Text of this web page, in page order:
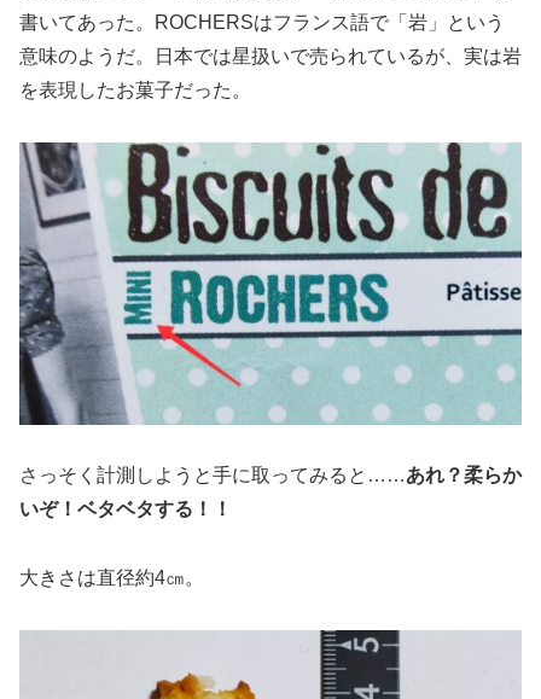
書いてあった。ROCHERSはフランス語で「岩」という
意味のようだ。日本では星扱いで売られているが、実は岩
を表現したお菓子だった。
さっそく計測しようと手に取ってみると……あれ？柔らか
いぞ！ベタベタする！！
大きさは直径約4㎝。